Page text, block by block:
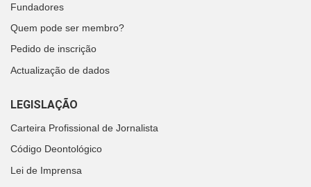
Fundadores
Quem pode ser membro?
Pedido de inscrição
Actualização de dados
LEGISLAÇÃO
Carteira Profissional de Jornalista
Código Deontológico
Lei de Imprensa